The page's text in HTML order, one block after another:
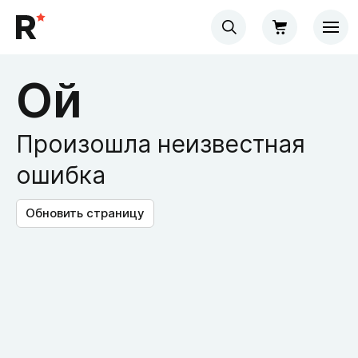
Ой
Произошла неизвестная
ошибка
Обновить страницу